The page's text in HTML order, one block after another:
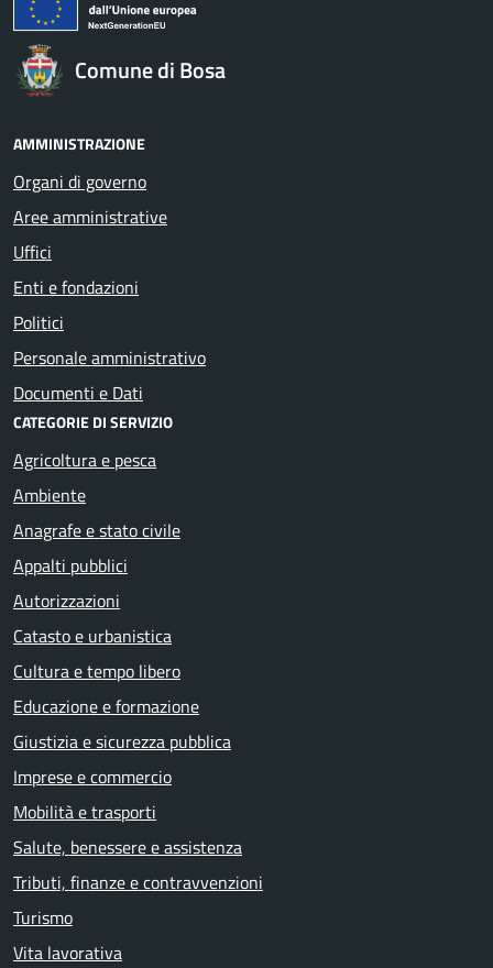
Comune di Bosa
AMMINISTRAZIONE
Organi di governo
Aree amministrative
Uffici
Enti e fondazioni
Politici
Personale amministrativo
Documenti e Dati
CATEGORIE DI SERVIZIO
Agricoltura e pesca
Ambiente
Anagrafe e stato civile
Appalti pubblici
Autorizzazioni
Catasto e urbanistica
Cultura e tempo libero
Educazione e formazione
Giustizia e sicurezza pubblica
Imprese e commercio
Mobilità e trasporti
Salute, benessere e assistenza
Tributi, finanze e contravvenzioni
Turismo
Vita lavorativa